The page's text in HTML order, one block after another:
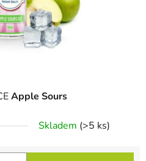
Apple Sours
Skladem (>5 ks)